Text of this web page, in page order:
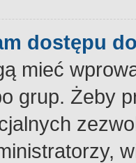
dostępu
mieć
grup. Żeby